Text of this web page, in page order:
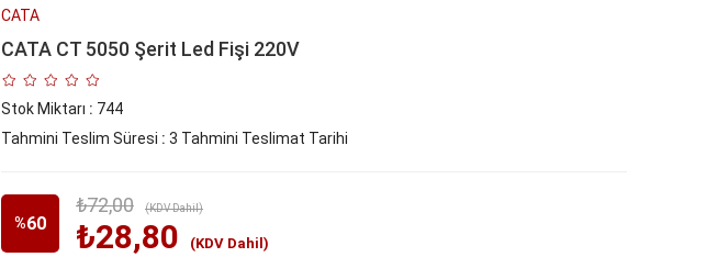
CATA
CATA CT 5050 Şerit Led Fişi 220V
Stok Miktarı : 744
Tahmini Teslim Süresi : 3 Tahmini Teslimat Tarihi
%60
₺72,00 (KDV Dahil)
₺28,80 (KDV Dahil)